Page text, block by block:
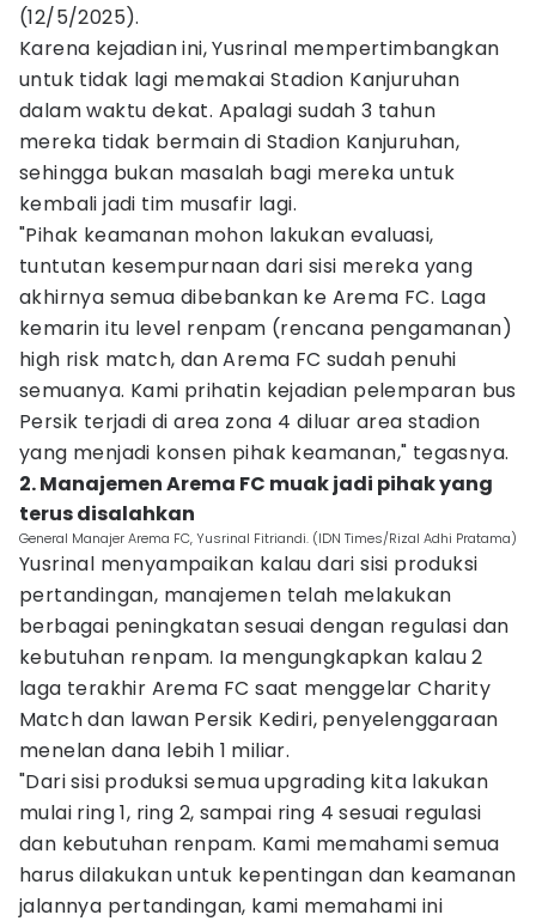
(12/5/2025).
Karena kejadian ini, Yusrinal mempertimbangkan
untuk tidak lagi memakai Stadion Kanjuruhan
dalam waktu dekat. Apalagi sudah 3 tahun
mereka tidak bermain di Stadion Kanjuruhan,
sehingga bukan masalah bagi mereka untuk
kembali jadi tim musafir lagi.
"Pihak keamanan mohon lakukan evaluasi,
tuntutan kesempurnaan dari sisi mereka yang
akhirnya semua dibebankan ke Arema FC. Laga
kemarin itu level renpam (rencana pengamanan)
high risk match, dan Arema FC sudah penuhi
semuanya. Kami prihatin kejadian pelemparan bus
Persik terjadi di area zona 4 diluar area stadion
yang menjadi konsen pihak keamanan," tegasnya.
2. Manajemen Arema FC muak jadi pihak yang
terus disalahkan
General Manajer Arema FC, Yusrinal Fitriandi. (IDN Times/Rizal Adhi Pratama)
Yusrinal menyampaikan kalau dari sisi produksi
pertandingan, manajemen telah melakukan
berbagai peningkatan sesuai dengan regulasi dan
kebutuhan renpam. Ia mengungkapkan kalau 2
laga terakhir Arema FC saat menggelar Charity
Match dan lawan Persik Kediri, penyelenggaraan
menelan dana lebih 1 miliar.
"Dari sisi produksi semua upgrading kita lakukan
mulai ring 1, ring 2, sampai ring 4 sesuai regulasi
dan kebutuhan renpam. Kami memahami semua
harus dilakukan untuk kepentingan dan keamanan
jalannya pertandingan, kami memahami ini